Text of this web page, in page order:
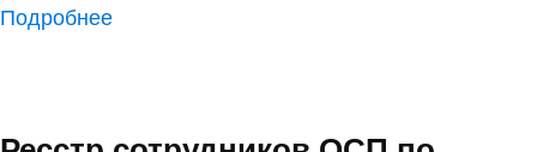
Подробнее